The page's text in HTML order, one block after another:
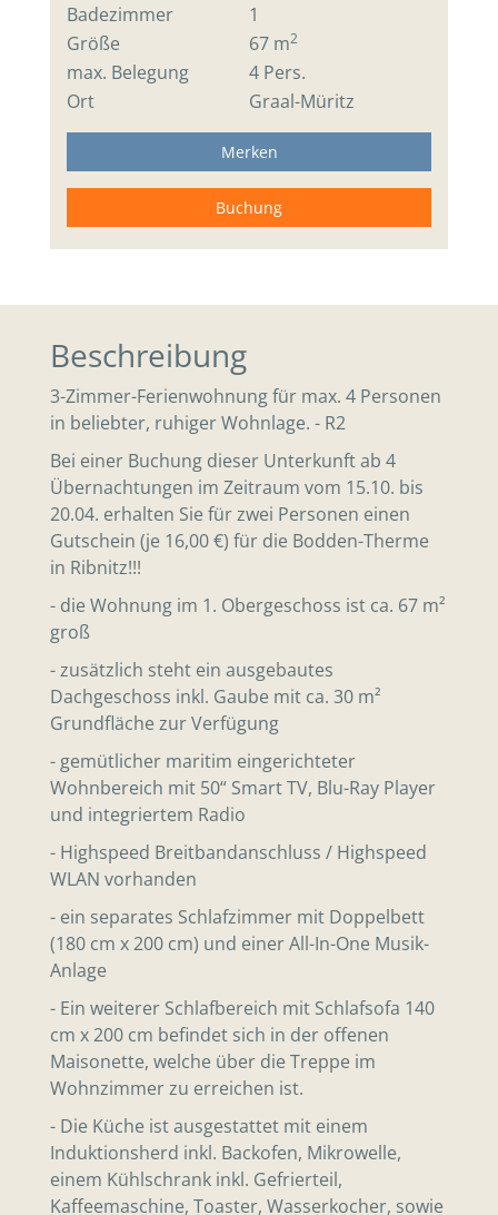
Badezimmer
1
Größe
67 m2
max. Belegung
4 Pers.
Ort
Graal-Müritz
Merken
Buchung
Beschreibung
3-Zimmer-Ferienwohnung für max. 4 Personen
in beliebter, ruhiger Wohnlage. - R2
Bei einer Buchung dieser Unterkunft ab 4
Übernachtungen im Zeitraum vom 15.10. bis
20.04. erhalten Sie für zwei Personen einen
Gutschein (je 16,00 €) für die Bodden-Therme
in Ribnitz!!!
- die Wohnung im 1. Obergeschoss ist ca. 67 m²
groß
- zusätzlich steht ein ausgebautes
Dachgeschoss inkl. Gaube mit ca. 30 m²
Grundfläche zur Verfügung
- gemütlicher maritim eingerichteter
Wohnbereich mit 50“ Smart TV, Blu-Ray Player
und integriertem Radio
- Highspeed Breitbandanschluss / Highspeed
WLAN vorhanden
- ein separates Schlafzimmer mit Doppelbett
(180 cm x 200 cm) und einer All-In-One Musik-
Anlage
- Ein weiterer Schlafbereich mit Schlafsofa 140
cm x 200 cm befindet sich in der offenen
Maisonette, welche über die Treppe im
Wohnzimmer zu erreichen ist.
- Die Küche ist ausgestattet mit einem
Induktionsherd inkl. Backofen, Mikrowelle,
einem Kühlschrank inkl. Gefrierteil,
Kaffeemaschine, Toaster, Wasserkocher, sowie